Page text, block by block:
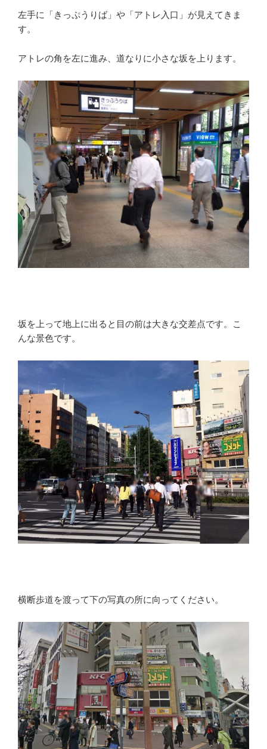
左手に「きっぷうりば」や「アトレ入口」が見えてきま
す。
アトレの角を左に進み、道なりに小さな坂を上ります。
坂を上って地上に出ると目の前は大きな交差点です。こ
んな景色です。
横断歩道を渡って下の写真の所に向ってください。